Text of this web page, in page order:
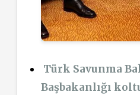
Türk Savunma
Başbakanlığı